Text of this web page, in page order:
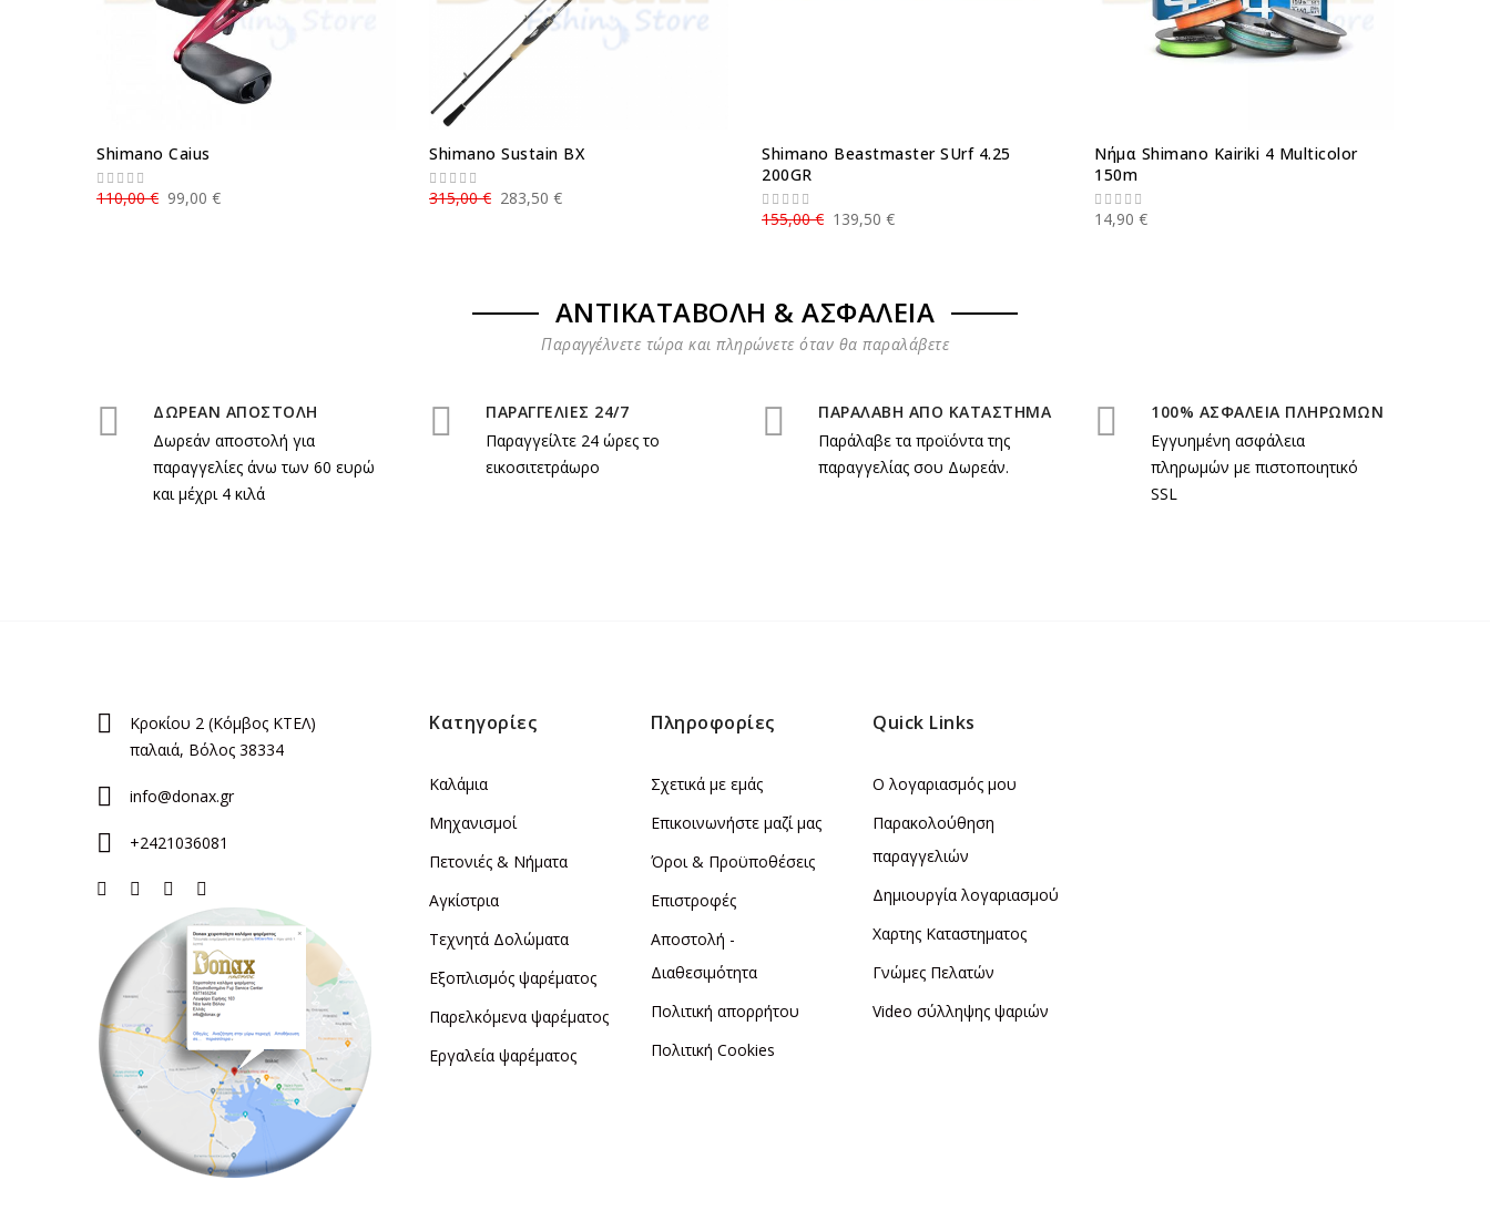
Shimano Caius
99,00 €
110,00 €
Shimano Sustain BX
283,50 €
315,00 €
Shimano Beastmaster SUrf 4.25
200GR
139,50 €
155,00 €
Νήμα Shimano Kairiki 4 Multicolor
150m
14,90 €
ΑΝΤΙΚΑΤΑΒΟΛΗ & ΑΣΦΑΛΕΙΑ
Παραγγέλνετε τώρα και πληρώνετε όταν θα παραλάβετε
ΔΩΡΕΑΝ ΑΠΟΣΤΟΛΗ
Δωρεάν αποστολή για
παραγγελίες άνω των 60 ευρώ
και μέχρι 4 κιλά
ΠΑΡΑΓΓΕΛΙΕΣ 24/7
Παραγγείλτε 24 ώρες το
εικοσιτετράωρο
ΠΑΡΑΛΑΒΗ ΑΠΟ ΚΑΤΑΣΤΗΜΑ
Παράλαβε τα προϊόντα της
παραγγελίας σου Δωρεάν.
100% ΑΣΦΑΛΕΙΑ ΠΛΗΡΩΜΩΝ
Εγγυημένη ασφάλεια
πληρωμών με πιστοποιητικό
SSL
Κροκίου 2 (Κόμβος ΚΤΕΛ)
παλαιά, Βόλος 38334
info@donax.gr
+2421036081
Κατηγορίες
Καλάμια
Μηχανισμοί
Πετονιές & Νήματα
Αγκίστρια
Τεχνητά Δολώματα
Εξοπλισμός ψαρέματος
Παρελκόμενα ψαρέματος
Εργαλεία ψαρέματος
Πληροφορίες
Σχετικά με εμάς
Επικοινωνήστε μαζί μας
Όροι & Προϋποθέσεις
Επιστροφές
Αποστολή -
Διαθεσιμότητα
Πολιτική απορρήτου
Πολιτική Cookies
Quick Links
Ο λογαριασμός μου
Παρακολούθηση
παραγγελιών
Δημιουργία λογαριασμού
Χαρτης Καταστηματος
Γνώμες Πελατών
Video σύλληψης ψαριών